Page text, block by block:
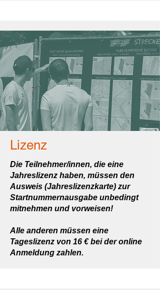
Lizenz
Die Teilnehmer/innen, die eine
Jahreslizenz haben, müssen den
Ausweis (Jahreslizenzkarte) zur
Startnummernausgabe unbedingt
mitnehmen und vorweisen!
Alle anderen müssen eine
Tageslizenz von 16 € bei der online
Anmeldung zahlen.